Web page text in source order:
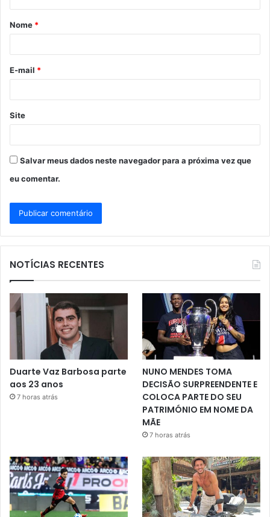
á
r
*
Nome *
E-mail *
Site
Salvar meus dados neste navegador para a próxima vez que
eu comentar.
NOTÍCIAS RECENTES
Duarte Vaz Barbosa parte
aos 23 anos
7 horas atrás
NUNO MENDES TOMA
DECISÃO SURPREENDENTE E
COLOCA PARTE DO SEU
PATRIMÓNIO EM NOME DA
MÃE
7 horas atrás